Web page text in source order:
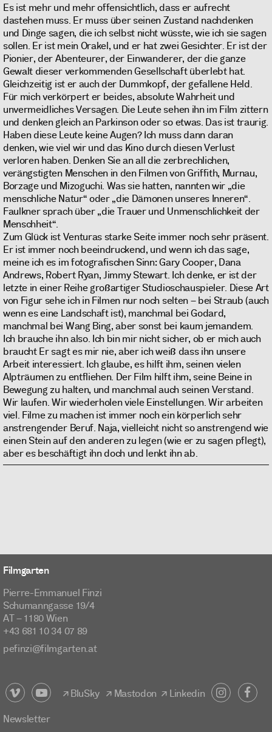
Es ist mehr und mehr offensichtlich, dass er aufrecht
dastehen muss. Er muss über seinen Zustand nachdenken
und Dinge sagen, die ich selbst nicht wüsste, wie ich sie sagen
sollen. Er ist mein Orakel, und er hat zwei Gesichter. Er ist der
Pionier, der Abenteurer, der Einwanderer, der die ganze
Gewalt dieser verkommenden Gesellschaft überlebt hat.
Gleichzeitig ist er auch der Dummkopf, der gefallene Held.
Für mich verkörpert er beides, absolute Wahrheit und
unvermeidliches Versagen. Die Leute sehen ihn im Film zittern
und denken gleich an Parkinson oder so etwas. Das ist traurig.
Haben diese Leute keine Augen? Ich muss dann daran
denken, wie viel wir und das Kino durch diesen Verlust
verloren haben. Denken Sie an all die zerbrechlichen,
verängstigten Menschen in den Filmen von Griffith, Murnau,
Borzage und Mizoguchi. Was sie hatten, nannten wir „die
menschliche Natur“ oder „die Dämonen unseres Inneren“.
Faulkner sprach über „die Trauer und Unmenschlichkeit der
Menschheit“.
Zum Glück ist Venturas starke Seite immer noch sehr präsent.
Er ist immer noch beeindruckend, und wenn ich das sage,
meine ich es im fotografischen Sinn: Gary Cooper, Dana
Andrews, Robert Ryan, Jimmy Stewart. Ich denke, er ist der
letzte in einer Reihe großartiger Studioschauspieler. Diese Art
von Figur sehe ich in Filmen nur noch selten – bei Straub (auch
wenn es eine Landschaft ist), manchmal bei Godard,
manchmal bei Wang Bing, aber sonst bei kaum jemandem.
Ich brauche ihn also. Ich bin mir nicht sicher, ob er mich auch
braucht Er sagt es mir nie, aber ich weiß dass ihn unsere
Arbeit interessiert. Ich glaube, es hilft ihm, seinen vielen
Alpträumen zu entfliehen. Der Film hilft ihm, seine Beine in
Bewegung zu halten, und manchmal auch seinen Verstand.
Wir laufen. Wir wiederholen viele Einstellungen. Wir arbeiten
viel. Filme zu machen ist immer noch ein körperlich sehr
anstrengender Beruf. Naja, vielleicht nicht so anstrengend wie
einen Stein auf den anderen zu legen (wie er zu sagen pflegt),
aber es beschäftigt ihn doch und lenkt ihn ab.
Filmgarten
Pierre-Emmanuel Finzi
Schumanngasse 19/4
AT – 1180 Wien
+43 681 10 34 07 89
pefinzi@filmgarten.at
BluSky Mastodon
Linkedin
Newsletter